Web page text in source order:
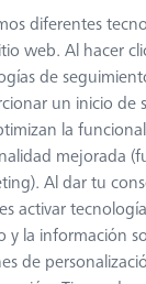
M5
diferentes
web. Al hacer
de
un inicio de
la
mejorada
Al dar tu
activar
y la información
de